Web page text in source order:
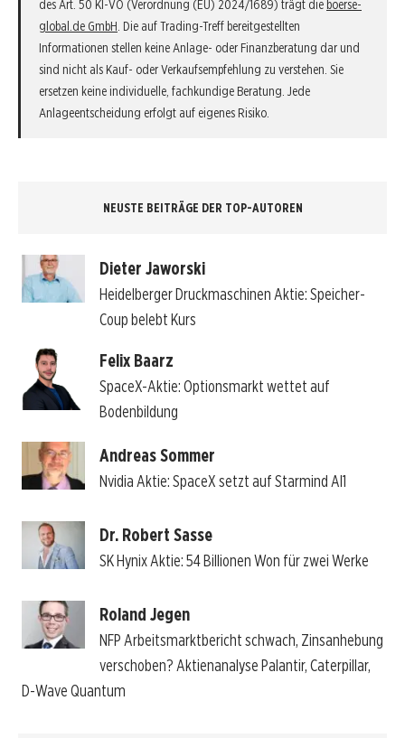
des Art. 50 KI-VO (Verordnung (EU) 2024/1689) trägt die boerse-
global.de GmbH . Die auf Trading-Treff bereitgestellten
Informationen stellen keine Anlage- oder Finanzberatung dar und
sind nicht als Kauf- oder Verkaufsempfehlung zu verstehen. Sie
ersetzen keine individuelle, fachkundige Beratung. Jede
Anlageentscheidung erfolgt auf eigenes Risiko.
NEUSTE BEITRÄGE DER TOP-AUTOREN
Dieter Jaworski
Heidelberger Druckmaschinen Aktie: Speicher-
Coup belebt Kurs
Felix Baarz
SpaceX-Aktie: Optionsmarkt wettet auf
Bodenbildung
Andreas Sommer
Nvidia Aktie: SpaceX setzt auf Starmind AI1
Dr. Robert Sasse
SK Hynix Aktie: 54 Billionen Won für zwei Werke
Roland Jegen
NFP Arbeitsmarktbericht schwach, Zinsanhebung
verschoben? Aktienanalyse Palantir, Caterpillar,
D-Wave Quantum